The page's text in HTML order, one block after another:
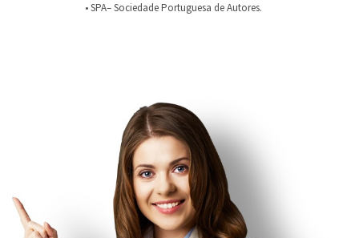
• SPA– Sociedade Portuguesa de Autores.